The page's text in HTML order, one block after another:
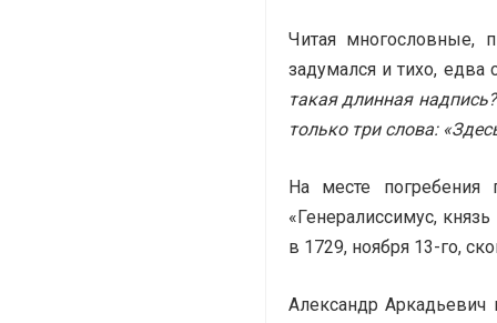
Читая многословные,
задумался и тихо,
такая длинная
только три слова:
На месте погребения
«Генералиссимус,
в 1729, ноября 13-го,
Александр Аркадьевич